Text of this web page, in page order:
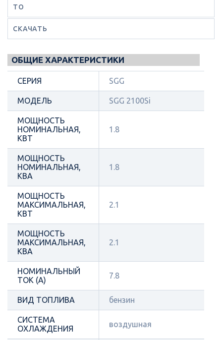
ТО
СКАЧАТЬ
ОБЩИЕ ХАРАКТЕРИСТИКИ
СЕРИЯ SGG
МОДЕЛЬ SGG 2100Si
МОЩНОСТЬ
НОМИНАЛЬНАЯ,
КВТ
1.8
МОЩНОСТЬ
НОМИНАЛЬНАЯ,
КВА
1.8
МОЩНОСТЬ
МАКСИМАЛЬНАЯ,
КВТ
2.1
МОЩНОСТЬ
МАКСИМАЛЬНАЯ,
КВА
2.1
НОМИНАЛЬНЫЙ
ТОК (А)
7.8
ВИД ТОПЛИВА бензин
СИСТЕМА
ОХЛАЖДЕНИЯ
воздушная